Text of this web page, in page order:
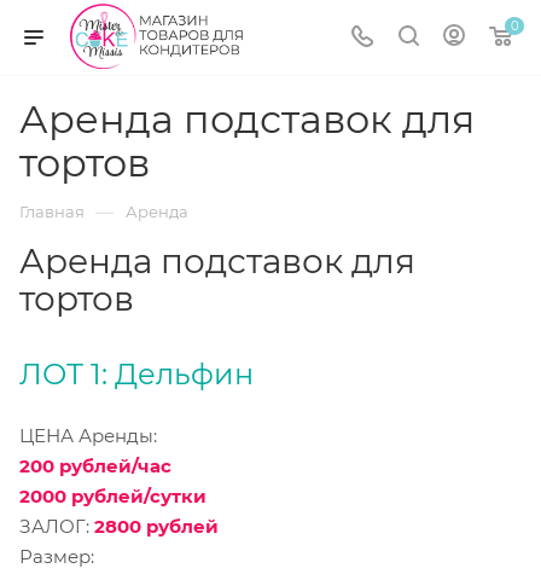
0
Аренда подставок для
тортов
Главная — Аренда
Аренда подставок для
тортов
ЛОТ 1: Дельфин
ЦЕНА Аренды:
200 рублей/час
2000 рублей/сутки
ЗАЛОГ: 2800 рублей
Размер: